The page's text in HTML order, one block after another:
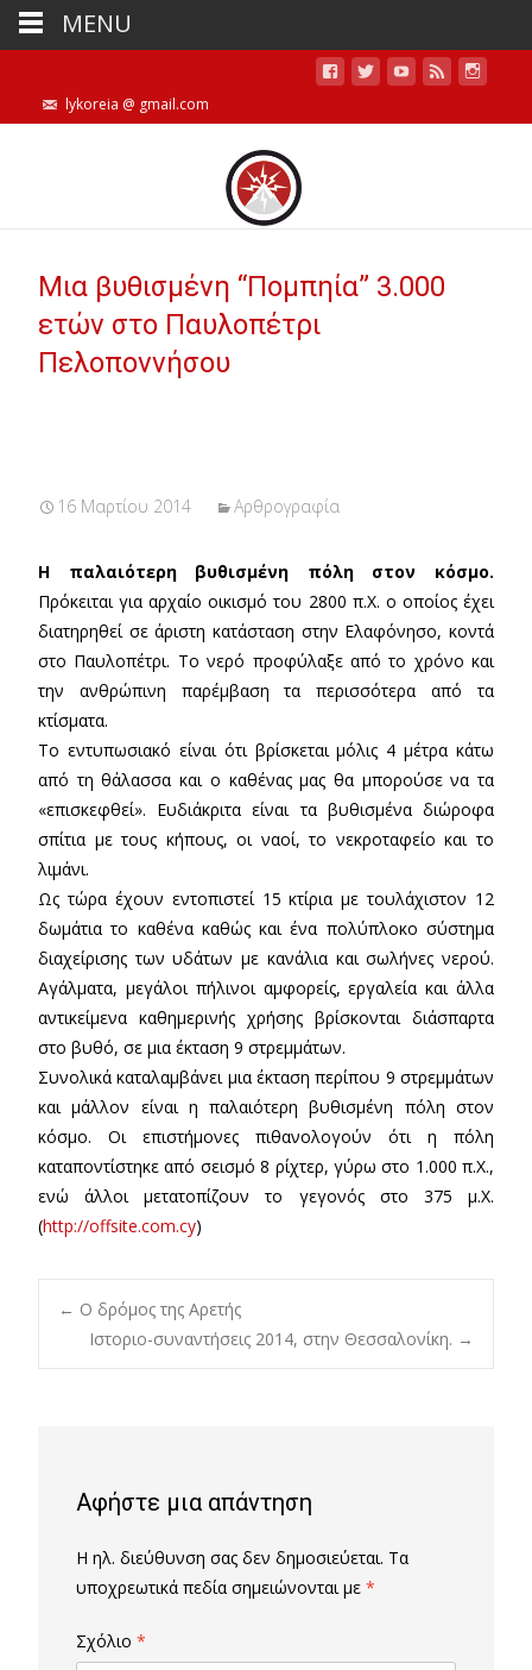
lykoreia @ gmail.com
Μια βυθισμένη “Πομπηία” 3.000
ετών στο Παυλοπέτρι
Πελοποννήσου
16 Μαρτίου 2014 Αρθρογραφία
Η παλαιότερη βυθισμένη πόλη στον κόσμο.
Πρόκειται για αρχαίο οικισμό του 2800 π.Χ. ο οποίος έχει
διατηρηθεί σε άριστη κατάσταση στην Ελαφόνησο, κοντά
στο Παυλοπέτρι. Το νερό προφύλαξε από το χρόνο και
την ανθρώπινη παρέμβαση τα περισσότερα από τα
κτίσματα.
Το εντυπωσιακό είναι ότι βρίσκεται μόλις 4 μέτρα κάτω
από τη θάλασσα και ο καθένας μας θα μπορούσε να τα
«επισκεφθεί». Ευδιάκριτα είναι τα βυθισμένα διώροφα
σπίτια με τους κήπους, οι ναοί, το νεκροταφείο και το
λιμάνι.
Ως τώρα έχουν εντοπιστεί 15 κτίρια με τουλάχιστον 12
δωμάτια το καθένα καθώς και ένα πολύπλοκο σύστημα
διαχείρισης των υδάτων με κανάλια και σωλήνες νερού.
Αγάλματα, μεγάλοι πήλινοι αμφορείς, εργαλεία και άλλα
αντικείμενα καθημερινής χρήσης βρίσκονται διάσπαρτα
στο βυθό, σε μια έκταση 9 στρεμμάτων.
Συνολικά καταλαμβάνει μια έκταση περίπου 9 στρεμμάτων
και μάλλον είναι η παλαιότερη βυθισμένη πόλη στον
κόσμο. Οι επιστήμονες πιθανολογούν ότι η πόλη
καταποντίστηκε από σεισμό 8 ρίχτερ, γύρω στο 1.000 π.Χ.,
ενώ άλλοι μετατοπίζουν το γεγονός στο 375 μ.Χ.
(http://offsite.com.cy)
Post
← Ο δρόμος της Αρετής
Ιστοριο-συναντήσεις 2014, στην Θεσσαλονίκη. →
Αφήστε μια απάντηση
Η ηλ. διεύθυνση σας δεν δημοσιεύεται. Τα
υποχρεωτικά πεδία σημειώνονται με *
Σχόλιο *
MENU